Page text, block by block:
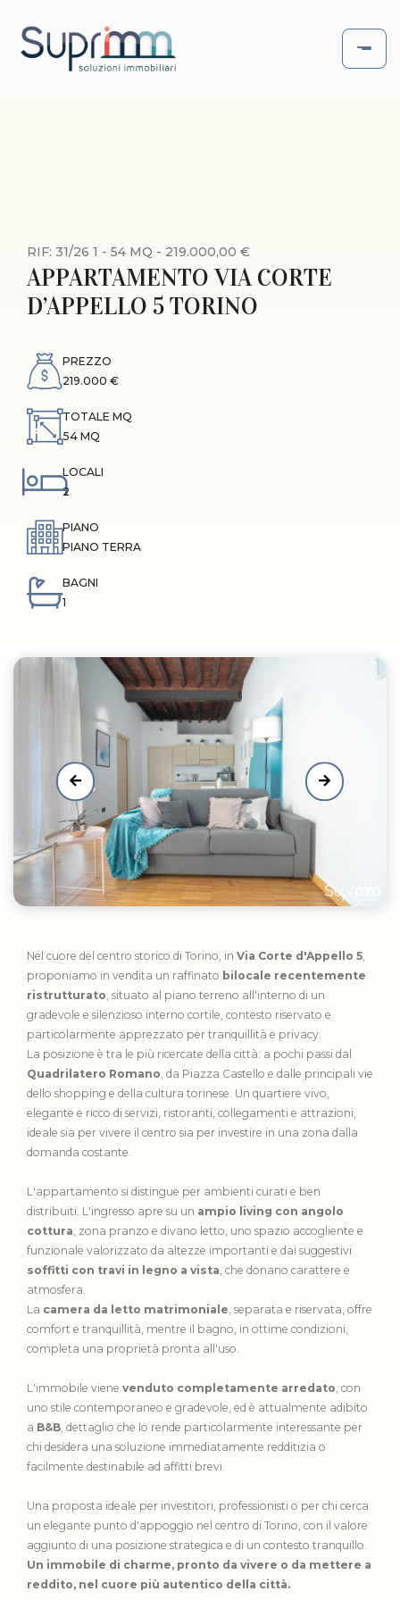
RIF: 31/26 1 - 54 MQ - 219.000,00 €
APPARTAMENTO VIA CORTE
D’APPELLO 5 TORINO
PREZZO
219.000 €
TOTALE MQ
54 MQ
LOCALI
2
PIANO
PIANO TERRA
BAGNI
1
Nel cuore del centro storico di Torino, in Via Corte d'Appello 5
proponiamo in vendita un raffinato bilocale recentemente
ristrutturato , situato al piano terreno all'interno di un
gradevole e silenzioso interno cortile, contesto riservato e
particolarmente apprezzato per tranquillità e privacy.
La posizione è tra le più ricercate della città: a pochi passi dal
Quadrilatero Romano , da Piazza Castello e dalle principali vie
dello shopping e della cultura torinese. Un quartiere vivo,
elegante e ricco di servizi, ristoranti, collegamenti e attrazioni,
ideale sia per vivere il centro sia per investire in una zona dalla
domanda costante.
L'appartamento si distingue per ambienti curati e ben
distribuiti. L'ingresso apre su un ampio living con angolo
cottura , zona pranzo e divano letto, uno spazio accogliente e
funzionale valorizzato da altezze importanti e dai suggestivi
soffitti con travi in legno a vista , che donano carattere e
atmosfera.
La camera da letto matrimoniale , separata e riservata, offre
comfort e tranquillità, mentre il bagno, in ottime condizioni,
completa una proprietà pronta all'uso.
L'immobile viene venduto completamente arredato , con
uno stile contemporaneo e gradevole, ed è attualmente adibito
a B&B , dettaglio che lo rende particolarmente interessante per
chi desidera una soluzione immediatamente redditizia o
facilmente destinabile ad affitti brevi.
Una proposta ideale per investitori, professionisti o per chi cerca
un elegante punto d'appoggio nel centro di Torino, con il valore
aggiunto di una posizione strategica e di un contesto tranquillo.
Un immobile di charme, pronto da vivere o da mettere a
reddito, nel cuore più autentico della città.